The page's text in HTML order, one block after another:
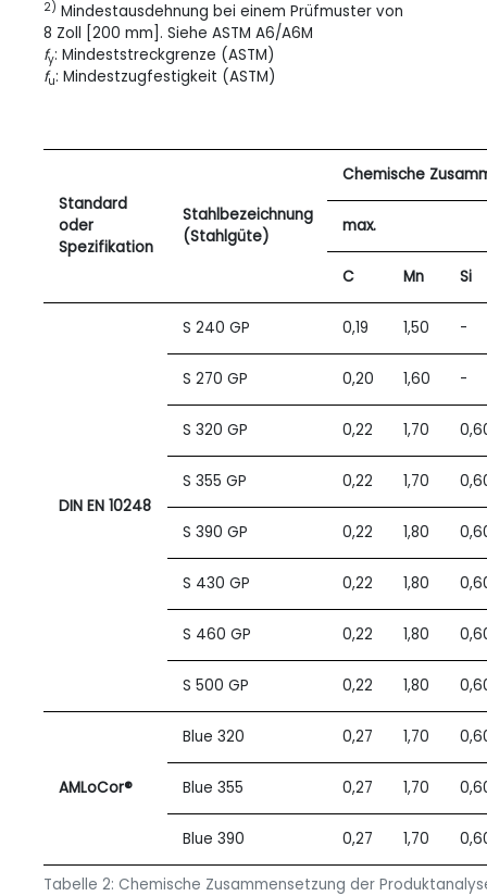
2) Mindestausdehnung bei einem Prüfmuster von
8 Zoll [200 mm]. Siehe ASTM A6/A6M
fy: Mindeststreckgrenze (ASTM)
fu: Mindestzugfestigkeit (ASTM)
Tabelle 2: Chemische Zusammensetzung der
Standard
oder
Spezifikation
Stahlbezeichnung
(Stahlgüte)
Chemische
max.
C Mn Si
DIN EN 10248
S 240 GP 0,19 1,50 -
S 270 GP 0,20 1,60 -
S 320 GP 0,22 1,70
S 355 GP 0,22 1,70
S 390 GP 0,22 1,80
S 430 GP 0,22 1,80
S 460 GP 0,22 1,80
S 500 GP 0,22 1,80
AMLoCor®
Blue 320 0,27 1,70
Blue 355 0,27 1,70
Blue 390 0,27 1,70